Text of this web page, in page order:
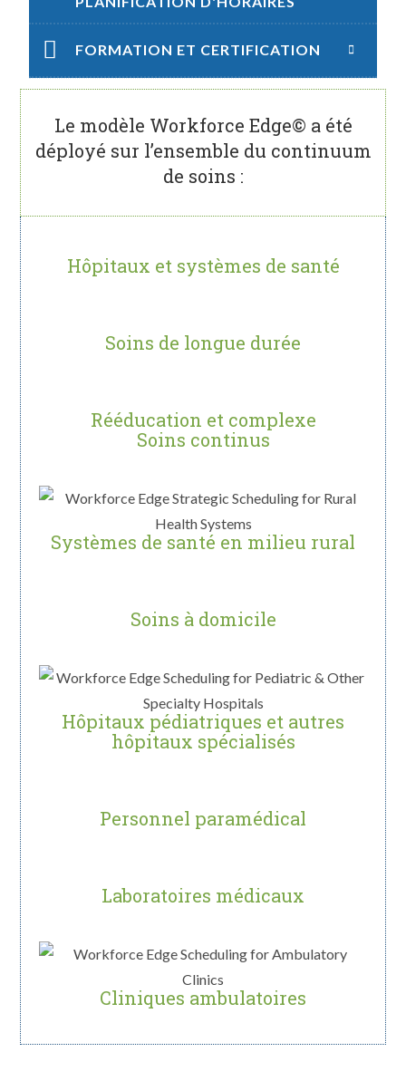
FORMATION ET CERTIFICATION
Le modèle Workforce Edge© a été
déployé sur l’ensemble du continuum
de soins :
Hôpitaux et systèmes de santé
Soins de longue durée
Rééducation et complexe
Soins continus
Systèmes de santé en milieu rural
Soins à domicile
Hôpitaux pédiatriques et autres
hôpitaux spécialisés
Personnel paramédical
Laboratoires médicaux
Cliniques ambulatoires